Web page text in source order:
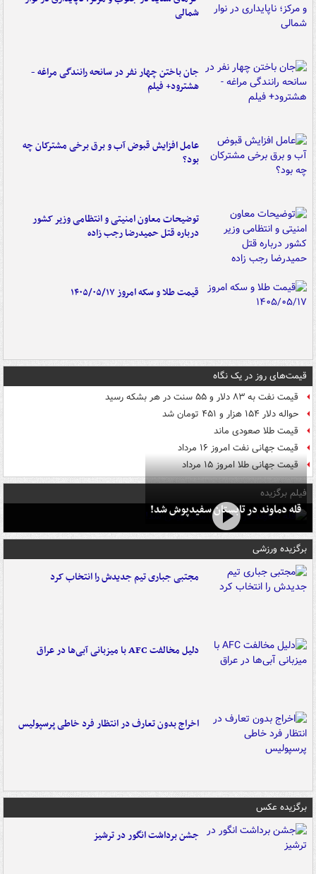
شمالی
جان باختن چهار نفر در سانحه رانندگی مراغه -
هشترود+ فیلم
عامل افزایش قبوض آب و برق برخی مشترکان چه
بود؟
توضیحات معاون امنیتی و انتظامی وزیر کشور
درباره قتل حمیدرضا رجب زاده
قیمت طلا و سکه امروز ۱۴۰۵/۰۵/۱۷
قیمت‌های روز در یک نگاه
قیمت نفت به ۸۳ دلار و ۵۵ سنت در هر بشکه رسید
حواله دلار ۱۵۴ هزار و ۴۵۱ تومان شد
قیمت طلا صعودی ماند
قیمت جهانی نفت امروز ۱۶ مرداد
قیمت جهانی طلا امروز ۱۵ مرداد
فیلم برگزیده
قله دماوند در تابستان سفیدپوش شد!
برگزیده ورزشی
مجتبی جباری تیم جدیدش را انتخاب کرد
دلیل مخالفت AFC با میزبانی آبی‌ها در عراق
اخراج بدون تعارف در انتظار فرد خاطی پرسپولیس
برگزیده عکس
جشن برداشت انگور در ترشیز